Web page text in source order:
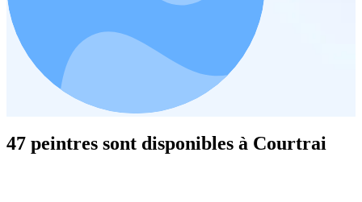
47 peintres sont disponibles à Courtrai